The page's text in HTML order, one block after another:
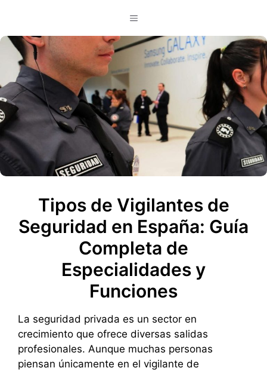
contenido
Menú
Tipos de Vigilantes de
Seguridad en España: Guía
Completa de
Especialidades y
Funciones
La seguridad privada es un sector en
crecimiento que ofrece diversas salidas
profesionales. Aunque muchas personas
piensan únicamente en el vigilante de